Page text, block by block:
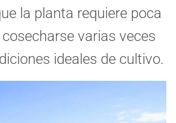
la planta requiere poca
varias veces
ideales de cultivo.